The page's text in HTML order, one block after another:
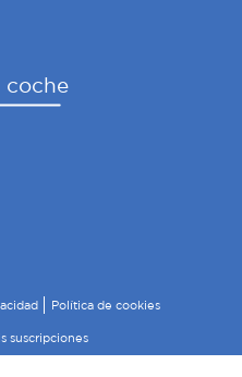
coche
Política de cookies
suscripciones